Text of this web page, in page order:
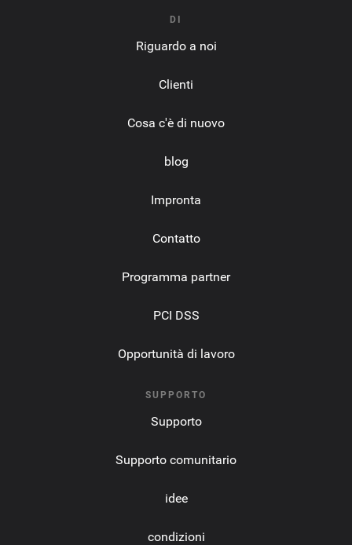
DI
Riguardo a noi
Clienti
Cosa c'è di nuovo
blog
Impronta
Contatto
Programma partner
PCI DSS
Opportunità di lavoro
SUPPORTO
Supporto
Supporto comunitario
idee
condizioni